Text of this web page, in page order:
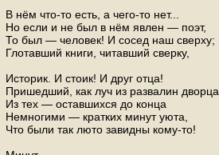
В нём что-то есть, а чего-то нет...
Но если и не был в нём явлен — поэт,
То был — человек! И сосед наш сверху;
Глотавший книги, читавший сверку,
Историк. И стоик! И друг отца!
Пришедший, как луч из развалин дворца,
Из тех — оставшихся до конца
Немногими — кратких минут уюта,
Что были так люто завидны кому-то!